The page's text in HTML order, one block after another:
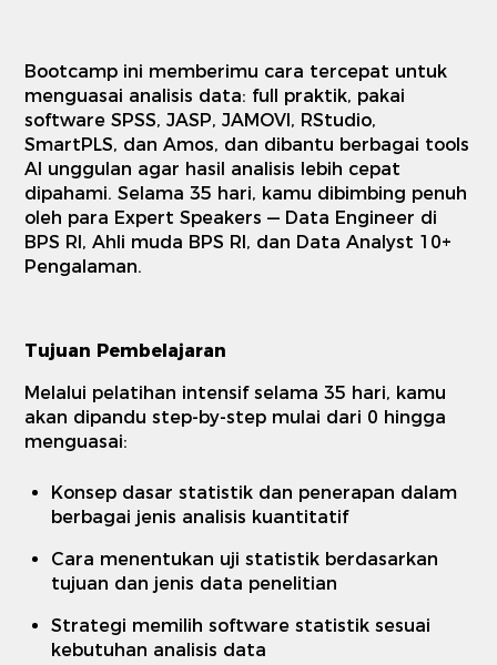
Bootcamp ini memberimu cara tercepat untuk
menguasai analisis data: full praktik, pakai
software SPSS, JASP, JAMOVI, RStudio,
SmartPLS, dan Amos, dan dibantu berbagai tools
AI unggulan agar hasil analisis lebih cepat
dipahami. Selama 35 hari, kamu dibimbing penuh
oleh para Expert Speakers — Data Engineer di
BPS RI, Ahli muda BPS RI, dan Data Analyst 10+
Pengalaman.
Tujuan Pembelajaran
Melalui pelatihan intensif selama 35 hari, kamu
akan dipandu step-by-step mulai dari 0 hingga
menguasai:
Konsep dasar statistik dan penerapan dalam
berbagai jenis analisis kuantitatif
Cara menentukan uji statistik berdasarkan
tujuan dan jenis data penelitian
Strategi memilih software statistik sesuai
kebutuhan analisis data